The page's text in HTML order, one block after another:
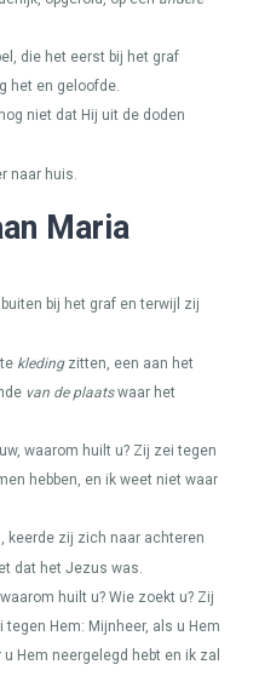
die het eerst bij het graf
het en geloofde.
niet dat Hij uit de doden
naar huis.
Maria
bij het graf en terwijl zij
kledingzitten, een aan het
van de plaatswaar het
waarom huilt u? Zij zei tegen
hebben, en ik weet niet waar
keerde zij zich naar achteren
dat het Jezus was.
huilt u? Wie zoekt u? Zij
Hem: Mijnheer, als u Hem
Hem neergelegd hebt en ik zal